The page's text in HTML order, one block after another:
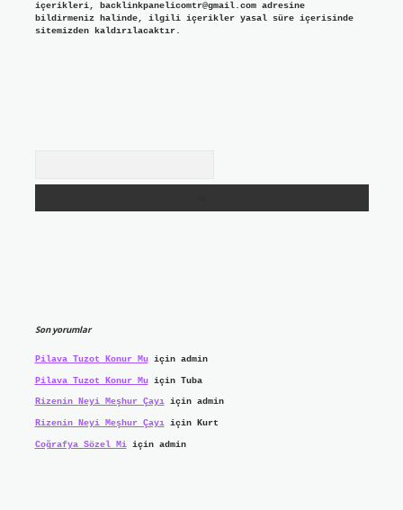
içerikleri, backlinkpanelicomtr@gmail.comadresine
bildirmeniz halinde, ilgili içerikler yasal süre içerisinde
sitemizden kaldırılacaktır.
Son yorumlar
Pilava Tuzot Konur Muiçin admin
Pilava Tuzot Konur Muiçin Tuba
Rizenin Neyi Meşhur Çayıiçin admin
Rizenin Neyi Meşhur Çayıiçin Kurt
Coğrafya Sözel Miiçin admin